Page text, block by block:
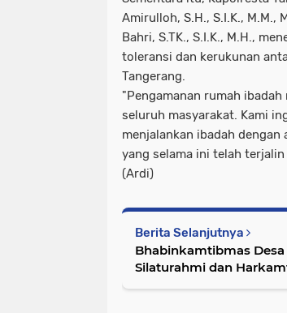
Amirulloh, S.H., S.I.K., M.M.,
Bahri, S.TK., S.I.K., M.H.,
toleransi dan kerukunan
Tangerang.
"Pengamanan rumah
seluruh masyarakat. Kami
menjalankan ibadah dengan
yang selama ini telah terjalin
(Ardi)
Berita Selanjutnya
Bhabinkamtibmas
Silaturahmi dan